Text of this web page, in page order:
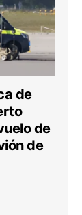
de
de
de